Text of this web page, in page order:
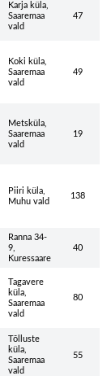
Karja küla,
Saaremaa
vald
47
Koki küla,
Saaremaa
vald
49
Metsküla,
Saaremaa
vald
19
Piiri küla,
Muhu vald
138
Ranna 34-
9,
Kuressaare
40
Tagavere
küla,
Saaremaa
vald
80
Tõlluste
küla,
Saaremaa
vald
55